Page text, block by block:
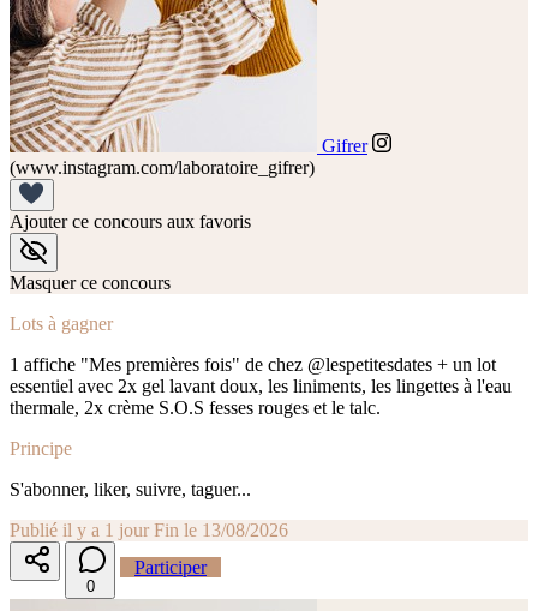
Gifrer
(www.instagram.com/laboratoire_gifrer)
Ajouter ce concours aux favoris
Masquer ce concours
Lots à gagner
1 affiche "Mes premières fois" de chez @lespetitesdates + un lot
essentiel avec 2x gel lavant doux, les liniments, les lingettes à l'eau
thermale, 2x crème S.O.S fesses rouges et le talc.
Principe
S'abonner, liker, suivre, taguer...
Publié il y a 1 jour Fin le 13/08/2026
0
Participer